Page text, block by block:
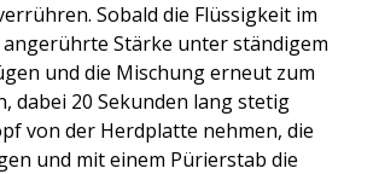
Sobald die Flüssigkeit im
Stärke unter ständigem
und die Mischung erneut zum
dabei 20 Sekunden lang stetig
von der Herdplatte nehmen, die
und mit einem Pürierstab die